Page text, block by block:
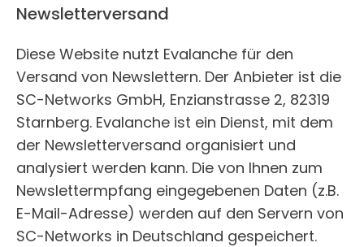
Newsletterversand
Diese Website nutzt Evalanche für den
Versand von Newslettern. Der Anbieter ist die
SC-Networks GmbH, Enzianstrasse 2, 82319
Starnberg. Evalanche ist ein Dienst, mit dem
der Newsletterversand organisiert und
analysiert werden kann. Die von Ihnen zum
Newslettermpfang eingegebenen Daten (z.B.
E-Mail-Adresse) werden auf den Servern von
SC-Networks in Deutschland gespeichert.